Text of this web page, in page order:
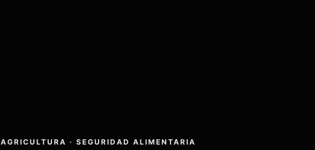
AGRICULTURA · SEGURIDAD ALIMENTARIA